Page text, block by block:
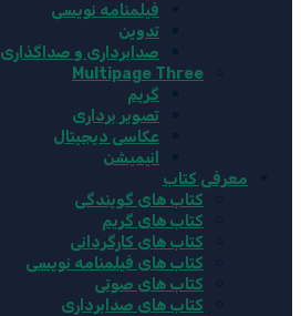
فیلمنامه نویسی
تدوین
صدابرداری و صداگذاری
Multipage Three
گریم
تصویر برداری
عکاسی دیجیتال
انیمیشن
معرفی کتاب
کتاب های گویندگی
کتاب های گریم
کتاب های کارگردانی
کتاب های فیلمنامه نویسی
کتاب های صوتی
کتاب های صدابرداری